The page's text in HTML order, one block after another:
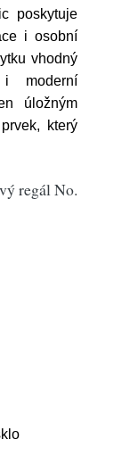
poskytuje
i osobní
vhodný
moderní
úložným
který
regál No.